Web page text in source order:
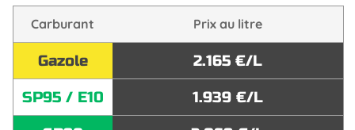
Carburant Prix au litre
Gazole
2.165 €/L
SP95 / E10
1.939 €/L